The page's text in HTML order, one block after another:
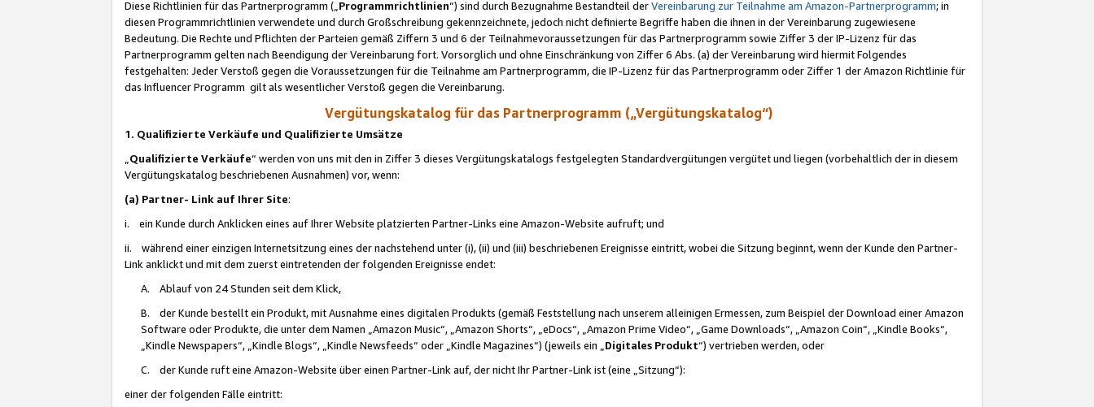
Diese Richtlinien für das Partnerprogramm („Programmrichtlinien“) sind durch Bezugnahme Bestandteil derVereinbarung zur Teilnahme am Amazon-Partnerprogramm; in
diesen Programmrichtlinien verwendete und durch Großschreibung gekennzeichnete, jedoch nicht definierte Begriffe haben die ihnen in der Vereinbarung zugewiesene
Bedeutung. Die Rechte und Pflichten der Parteien gemäß Ziffern 3 und 6 der Teilnahmevoraussetzungen für das Partnerprogramm sowie Ziffer 3 der IP-Lizenz für das
Partnerprogramm gelten nach Beendigung der Vereinbarung fort. Vorsorglich und ohne Einschränkung von Ziffer 6 Abs. (a) der Vereinbarung wird hiermit Folgendes
festgehalten: Jeder Verstoß gegen die Voraussetzungen für die Teilnahme am Partnerprogramm, die IP-Lizenz für das Partnerprogramm oder Ziffer 1 der Amazon Richtlinie für
das Influencer Programm gilt als wesentlicher Verstoß gegen die Vereinbarung.
Vergütungskatalog für das Partnerprogramm („Vergütungskatalog“)
1. Qualifizierte Verkäufe und Qualifizierte Umsätze
Qualifizierte Verkäufe“ werden von uns mit den in Ziffer 3 dieses Vergütungskatalogs festgelegten Standardvergütungen vergütet und liegen (vorbehaltlich der in diesem
Vergütungskatalog beschriebenen Ausnahmen) vor, wenn:
(a) Partner- Link auf Ihrer Site:
i. ein Kunde durch Anklicken eines auf Ihrer Website platzierten Partner-Links eine Amazon-Website aufruft; und
ii. während einer einzigen Internetsitzung eines der nachstehend unter (i), (ii) und (iii) beschriebenen Ereignisse eintritt, wobei die Sitzung beginnt, wenn der Kunde den Partner-
Link anklickt und mit dem zuerst eintretenden der folgenden Ereignisse endet:
A. Ablauf von 24 Stunden seit dem Klick,
B. der Kunde bestellt ein Produkt, mit Ausnahme eines digitalen Produkts (gemäß Feststellung nach unserem alleinigen Ermessen, zum Beispiel der Download einer Amazon
Software oder Produkte, die unter dem Namen „Amazon Music“, „Amazon Shorts“, „eDocs“, „Amazon Prime Video“, „Game Downloads“, „Amazon Coin“, „Kindle Books“,
„Kindle Newspapers“, „Kindle Blogs“, „Kindle Newsfeeds“ oder „Kindle Magazines“) (jeweils ein „ Digitales Produkt“) vertrieben werden, oder
C. der Kunde ruft eine Amazon-Website über einen Partner-Link auf, der nicht Ihr Partner-Link ist (eine „Sitzung“):
einer der folgenden Fälle eintritt: